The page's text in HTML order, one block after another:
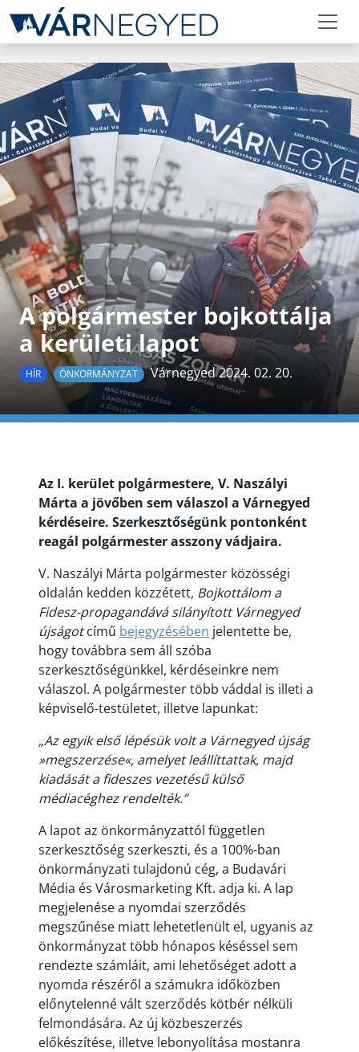
A polgármester bojkottálja
a kerületi lapot
HÍR ÖNKORMÁNYZAT Várnegyed 2024. 02. 20.
Az I. kerület polgármestere, V. Naszályi
Márta a jövőben sem válaszol a Várnegyed
kérdéseire. Szerkesztőségünk pontonként
reagál polgármester asszony vádjaira.
V. Naszályi Márta polgármester közösségi
oldalán kedden közzétett, Bojkottálom a
Fidesz-propagandává silányított Várnegyed
újságotcímű bejegyzésében jelentette be,
hogy továbbra sem áll szóba
szerkesztőségünkkel, kérdéseinkre nem
válaszol. A polgármester több váddal is illeti a
képviselő-testületet, illetve lapunkat:
„Az egyik első lépésük volt a Várnegyed újság
»megszerzése«, amelyet leállíttattak, majd
kiadását a fideszes vezetésű külső
médiacéghez rendelték.”
A lapot az önkormányzattól független
szerkesztőség szerkeszti, és a 100%-ban
önkormányzati tulajdonú cég, a Budavári
Média és Városmarketing Kft. adja ki. A lap
megjelenése a nyomdai szerződés
megszűnése miatt lehetetlenült el, ugyanis az
önkormányzat több hónapos késéssel sem
rendezte számláit, ami lehetőséget adott a
nyomda részéről a számukra időközben
előnytelenné vált szerződés kötbér nélküli
felmondására. Az új közbeszerzés
előkészítése, illetve lebonyolítása mostanra